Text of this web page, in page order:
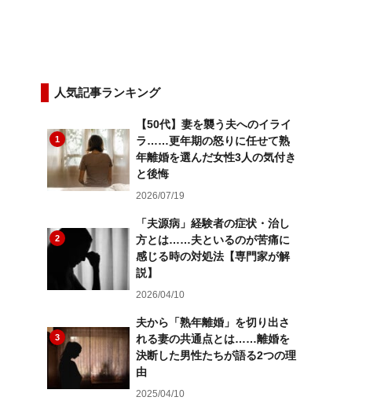
人気記事ランキング
1
【50代】妻を襲う夫へのイライ
ラ……更年期の怒りに任せて熟
年離婚を選んだ女性3人の気付き
と後悔
2026/07/19
2
「夫源病」経験者の症状・治し
方とは……夫といるのが苦痛に
感じる時の対処法【専門家が解
説】
2026/04/10
3
夫から「熟年離婚」を切り出さ
れる妻の共通点とは……離婚を
決断した男性たちが語る2つの理
由
2025/04/10